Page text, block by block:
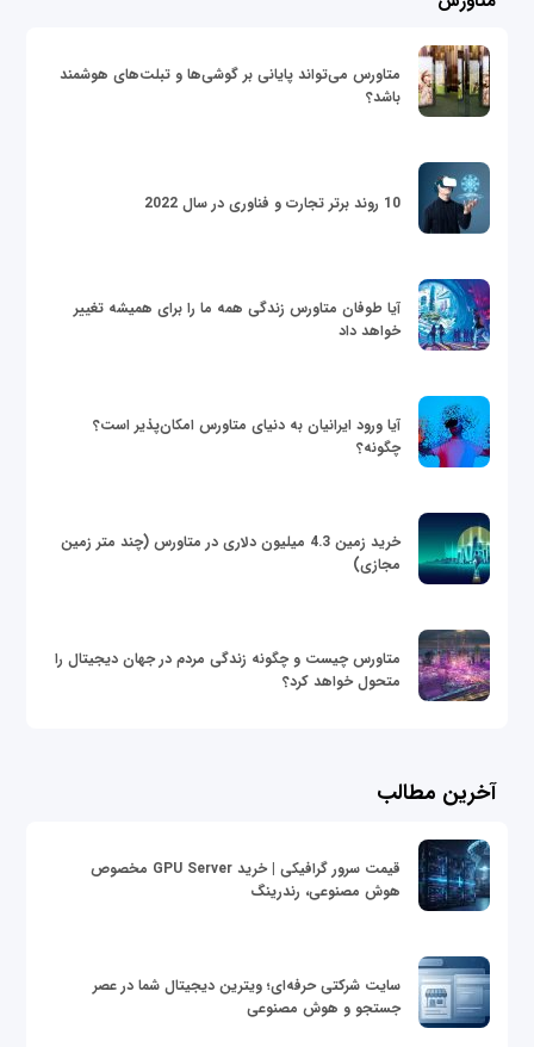
متاورس می‌تواند پایانی بر گوشی‌ها و تبلت‌های هوشمند
باشد؟
10 روند برتر تجارت و فناوری در سال 2022
آیا طوفان متاورس زندگی همه ما را برای همیشه تغییر
خواهد داد
آیا ورود ایرانیان به دنیای متاورس امکان‌پذیر است؟
چگونه؟
خرید زمین 4.3 میلیون دلاری در متاورس (چند متر زمین
مجازی)
متاورس چیست و چگونه زندگی مردم در جهان دیجیتال را
متحول خواهد کرد؟
آخرین مطالب
قیمت سرور گرافیکی | خرید GPU Server مخصوص
هوش مصنوعی، رندرینگ
سایت شرکتی حرفه‌ای؛ ویترین دیجیتال شما در عصر
جستجو و هوش مصنوعی